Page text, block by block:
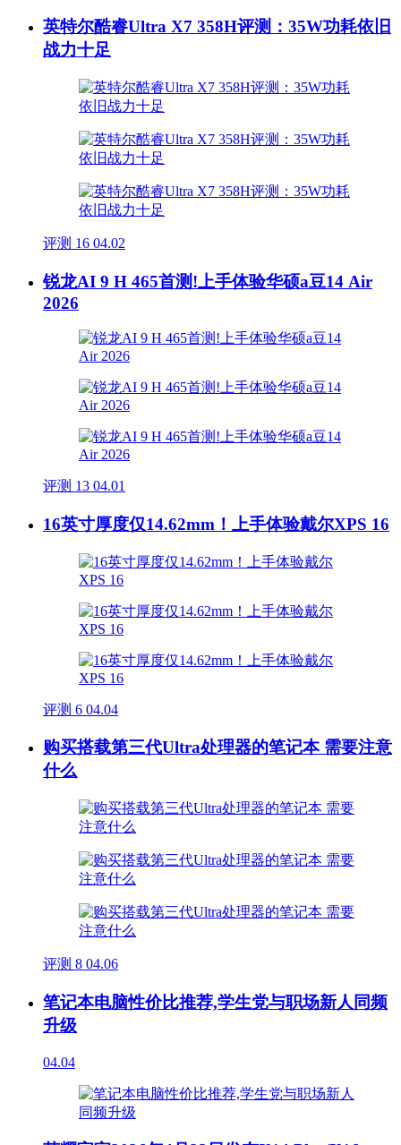
英特尔酷睿Ultra X7 358H评测：35W功耗依旧
战力十足
评测 16 04.02
锐龙AI 9 H 465首测!上手体验华硕a豆14 Air
2026
评测 13 04.01
16英寸厚度仅14.62mm！上手体验戴尔XPS 16
评测 6 04.04
购买搭载第三代Ultra处理器的笔记本 需要注意
什么
评测 8 04.06
笔记本电脑性价比推荐,学生党与职场新人同频
升级
04.04